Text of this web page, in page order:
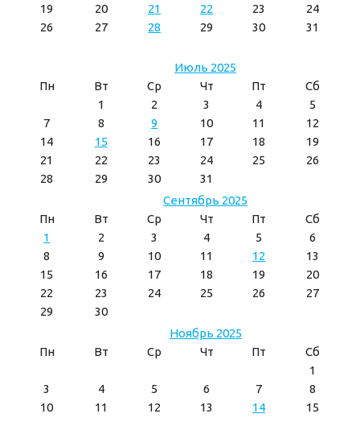
19
20 21 22 23 24
26
27 28 29 30 31
Июль 2025
Пн
Вт Ср Чт Пт Сб
1
2 3 4
5
7
8 9 10 11 12
14
15 16 17 18 19
21
22 23 24 25 26
28
29 30
31
Сентябрь 2025
Пн
Вт Ср Чт Пт Сб
1
2 3 4 5
6
8
9 10 11 12 13
15
16 17 18 19 20
22
23 24 25 26 27
29
30
Ноябрь 2025
Пн
Вт Ср Чт Пт Сб
1
3
4 5 6 7
8
10
11 12 13 14 15